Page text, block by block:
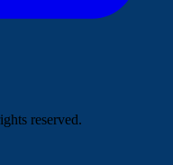
reserved.